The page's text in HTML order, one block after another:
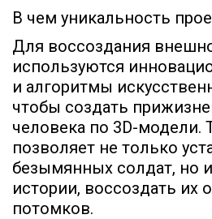
В чем уникальность
Для воссоздания
используются
и алгоритмы
чтобы создать
человека по 3D-модели.
позволяет не только
безымянных солдат, но
истории, воссоздать их
потомков.